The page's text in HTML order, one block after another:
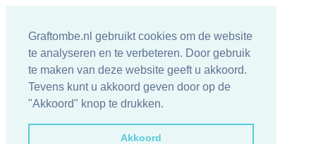
Graftombe.nl gebruikt cookies om de website
te analyseren en te verbeteren. Door gebruik
te maken van deze website geeft u akkoord.
Tevens kunt u akkoord geven door op de
"Akkoord" knop te drukken.
Akkoord